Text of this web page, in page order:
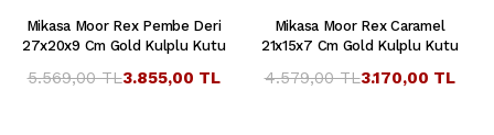
Mikasa Moor Rex Pembe Deri
27x20x9 Cm Gold Kulplu Kutu
3.855,00 TL
5.569,00 TL
Mikasa Moor Rex Caramel
21x15x7 Cm Gold Kulplu Kutu
3.170,00 TL
4.579,00 TL